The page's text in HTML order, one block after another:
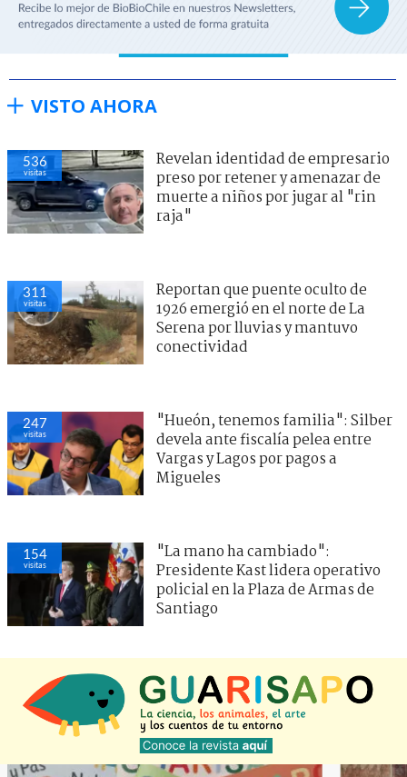
VISTO AHORA
536
visitas
Revelan identidad de empresario
preso por retener y amenazar de
muerte a niños por jugar al "rin
raja"
311
visitas
Reportan que puente oculto de
1926 emergió en el norte de La
Serena por lluvias y mantuvo
conectividad
247
visitas
"Hueón, tenemos familia": Silber
devela ante fiscalía pelea entre
Vargas y Lagos por pagos a
Migueles
154
visitas
"La mano ha cambiado":
Presidente Kast lidera operativo
policial en la Plaza de Armas de
Santiago